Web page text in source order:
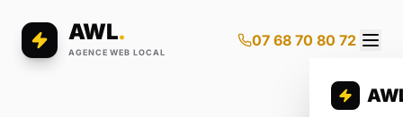
AWL.
AGENCE WEB LOCAL
07 68 70 80 72